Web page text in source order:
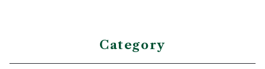
Category